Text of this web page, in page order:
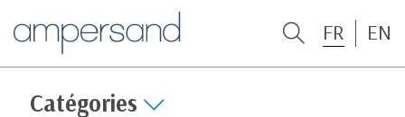
FR EN
Catégories